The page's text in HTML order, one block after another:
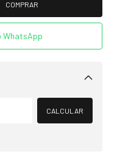
WhatsApp
Alterar CEP
CALCULAR